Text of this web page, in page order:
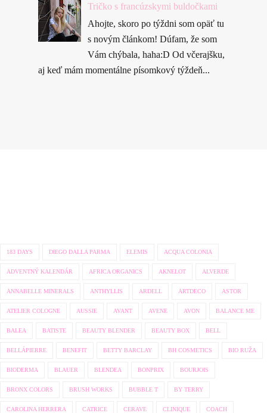
Tričko s francúzskymi buldočkami
Ahojte, skoro po týždni som opäť tu
s novým článkom! Dúfam, že som
Vám chýbala, haha:D Od včerajšku,
aj keď mám momentálne písomkový týždeň...
183 DAYS DIEGO DALLA PARMA ELEMIS ACQUA COLONIA
ADVENTNÝ KALENDÁR AFRICA ORGANICS AKNELOT ALVERDE
ANNABELLE MINERALS ANTHYLLIS ARDELL ARTDECO ASTOR
ATELIER COLOGNE AUSSIE AVANT AVENE AVON BALANCE ME
BALEA BATISTE BEAUTY BLENDER BEAUTY BOX BELL
BELLÁPIERRE BENEFIT BETTY BARCLAY BH COSMETICS BIO RUŽA
BIODERMA BLAUER BLENDEA BONPRIX BOURJOIS
BRONX COLORS BRUSH WORKS BUBBLE T BY TERRY
CAROLINA HERRERA CATRICE CERAVE CLINIQUE COACH